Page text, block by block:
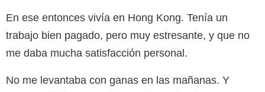
En ese entonces vivía en Hong Kong. Tenía un
trabajo bien pagado, pero muy estresante, y que no
me daba mucha satisfacción personal.
No me levantaba con ganas en las mañanas. Y